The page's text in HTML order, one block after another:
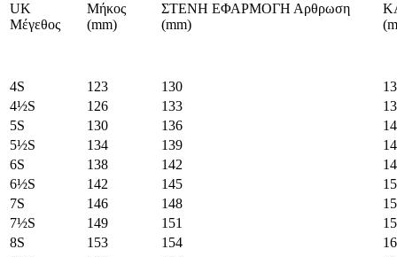
UK
Μέγεθος
Μήκος
(mm)
ΣΤΕΝΗ ΕΦΑΡΜΟΓΗ Αρθρωση
(mm)
4S 123 130
4½S
126 133
5S
130 136
5½S
134 139
6S
138 142
6½S
142 145
7S
146 148
7½S
149 151
8S
153 154